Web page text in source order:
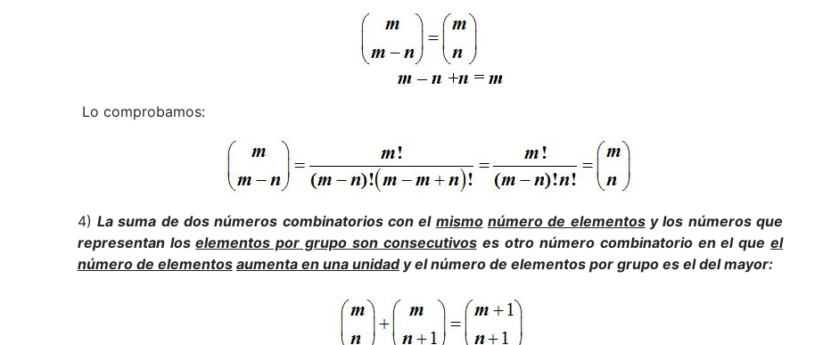
Lo comprobamos:
4)La suma de dos números combinatorios con el mismo número de elementosy los números que
representan loselementos por grupo son consecutivos es otro número combinatorio en el que el
número de elementos aumenta en una unidady el número de elementos por grupo es el del mayor: